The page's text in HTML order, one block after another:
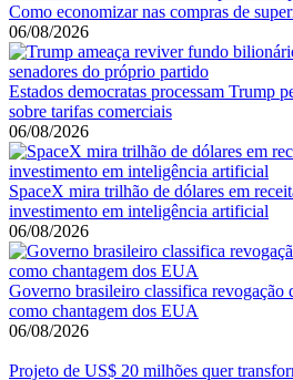
Como economizar nas compras de
06/08/2026
Estados democratas processam Trump
sobre tarifas comerciais
06/08/2026
SpaceX mira trilhão de dólares em
investimento em inteligência artificial
06/08/2026
Governo brasileiro classifica revogação
como chantagem dos EUA
06/08/2026
Projeto de US$ 20 milhões quer